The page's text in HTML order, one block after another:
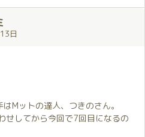
体験でしたが、また行こうと思
日
Mットの達人、つきのさん。
せしてから今回で7回目になるの